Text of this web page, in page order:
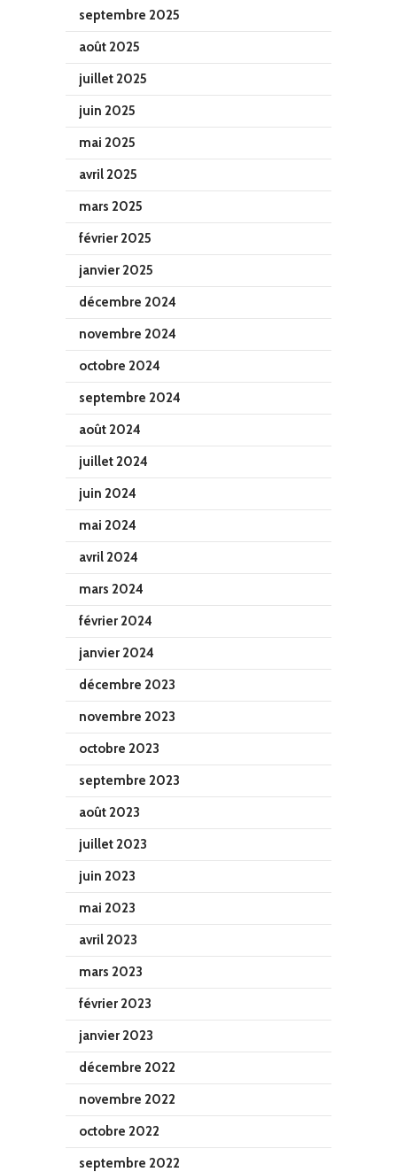
septembre 2025
août 2025
juillet 2025
juin 2025
mai 2025
avril 2025
mars 2025
février 2025
janvier 2025
décembre 2024
novembre 2024
octobre 2024
septembre 2024
août 2024
juillet 2024
juin 2024
mai 2024
avril 2024
mars 2024
février 2024
janvier 2024
décembre 2023
novembre 2023
octobre 2023
septembre 2023
août 2023
juillet 2023
juin 2023
mai 2023
avril 2023
mars 2023
février 2023
janvier 2023
décembre 2022
novembre 2022
octobre 2022
septembre 2022